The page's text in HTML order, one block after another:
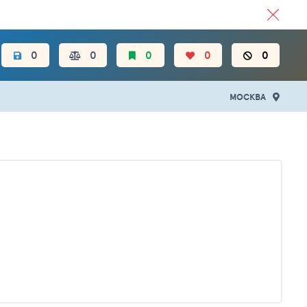
0 0 0 0 0
МОСКВА